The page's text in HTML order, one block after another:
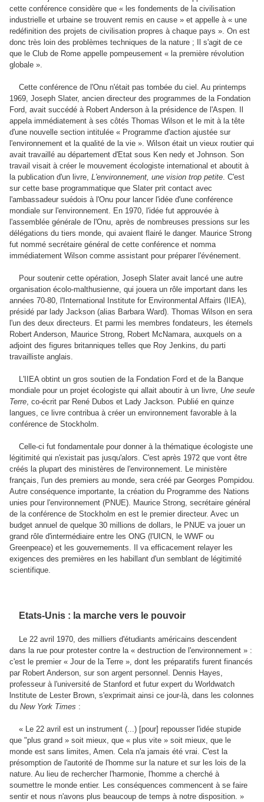
cette conférence considère que « les fondements de la civilisation
industrielle et urbaine se trouvent remis en cause » et appelle à « une
redéfinition des projets de civilisation propres à chaque pays ». On est
donc très loin des problèmes techniques de la nature ; Il s'agit de ce
que le Club de Rome appelle pompeusement « la première révolution
globale ».
Cette conférence de l'Onu n'était pas tombée du ciel. Au printemps
1969, Joseph Slater, ancien directeur des programmes de la Fondation
Ford, avait succédé à Robert Anderson à la présidence de l'Aspen. Il
appela immédiatement à ses côtés Thomas Wilson et le mit à la tête
d'une nouvelle section intitulée « Programme d'action ajustée sur
l'environnement et la qualité de la vie ». Wilson était un vieux routier qui
avait travaillé au département d'Etat sous Ken nedy et Johnson. Son
travail visait à créer le mouvement écologiste international et aboutit à
la publication d'un livre, L'environnement, une vision trop petite. C'est
sur cette base programmatique que Slater prit contact avec
l'ambassadeur suédois à l'Onu pour lancer l'idée d'une conférence
mondiale sur l'environnement. En 1970, l'idée fut approuvée à
l'assemblée générale de l'Onu, après de nombreuses pressions sur les
délégations du tiers monde, qui avaient flairé le danger. Maurice Strong
fut nommé secrétaire général de cette conférence et nomma
immédiatement Wilson comme assistant pour préparer l'événement.
Pour soutenir cette opération, Joseph Slater avait lancé une autre
organisation écolo-malthusienne, qui jouera un rôle important dans les
années 70-80, l'International Institute for Environmental Affairs (IIEA),
présidé par lady Jackson (alias Barbara Ward). Thomas Wilson en sera
l'un des deux directeurs. Et parmi les membres fondateurs, les éternels
Robert Anderson, Maurice Strong, Robert McNamara, auxquels on a
adjoint des figures britanniques telles que Roy Jenkins, du parti
travailliste anglais.
L'IIEA obtint un gros soutien de la Fondation Ford et de la Banque
mondiale pour un projet écologiste qui allait aboutir à un livre, Une seule
Terre, co-écrit par René Dubos et Lady Jackson. Publié en quinze
langues, ce livre contribua à créer un environnement favorable à la
conférence de Stockholm.
Celle-ci fut fondamentale pour donner à la thématique écologiste une
légitimité qui n'existait pas jusqu'alors. C'est après 1972 que vont être
créés la plupart des ministères de l'environnement. Le ministère
français, l'un des premiers au monde, sera créé par Georges Pompidou.
Autre conséquence importante, la création du Programme des Nations
unies pour l'environnement (PNUE). Maurice Strong, secrétaire général
de la conférence de Stockholm en est le premier directeur. Avec un
budget annuel de quelque 30 millions de dollars, le PNUE va jouer un
grand rôle d'intermédiaire entre les ONG (l'UICN, le WWF ou
Greenpeace) et les gouvernements. Il va efficacement relayer les
exigences des premières en les habillant d'un semblant de légitimité
scientifique.
Etats-Unis : la marche vers le pouvoir
Le 22 avril 1970, des milliers d'étudiants américains descendent
dans la rue pour protester contre la « destruction de l'environnement » :
c'est le premier « Jour de la Terre », dont les préparatifs furent financés
par Robert Anderson, sur son argent personnel. Dennis Hayes,
professeur à l'université de Stanford et futur expert du Worldwatch
lnstitute de Lester Brown, s'exprimait ainsi ce jour-là, dans les colonnes
du New York Times :
« Le 22 avril est un instrument (...) [pour] repousser l'idée stupide
que "plus grand » soit mieux, que « plus vite » soit mieux, que le
monde est sans limites, Amen. Cela n'a jamais été vrai. C'est la
présomption de l'autorité de l'homme sur la nature et sur les lois de la
nature. Au lieu de rechercher l'harmonie, l'homme a cherché à
soumettre le monde entier. Les conséquences commencent à se faire
sentir et nous n'avons plus beaucoup de temps à notre disposition. »